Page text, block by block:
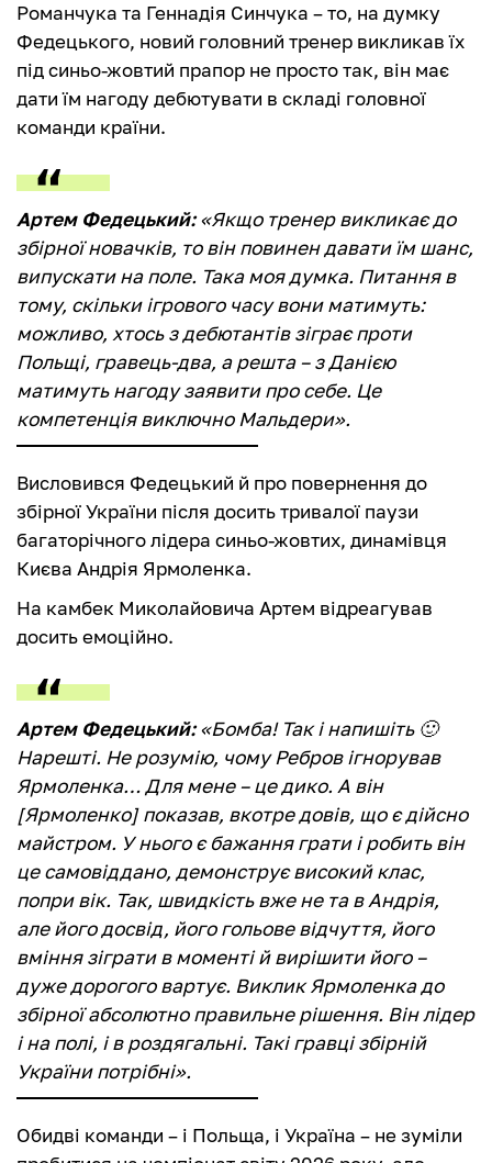
Романчука та Геннадія Синчука – то, на думку
Федецького, новий головний тренер викликав їх
під синьо-жовтий прапор не просто так, він має
дати їм нагоду дебютувати в складі головної
команди країни.
Артем Федецький:«Якщо тренер викликає до
збірної новачків, то він повинен давати їм шанс,
випускати на поле. Така моя думка. Питання в
тому, скільки ігрового часу вони матимуть:
можливо, хтось з дебютантів зіграє проти
Польщі, гравець-два, а решта – з Данією
матимуть нагоду заявити про себе. Це
компетенція виключно Мальдери».
Висловився Федецький й про повернення до
збірної України після досить тривалої паузи
багаторічного лідера синьо-жовтих, динамівця
Києва Андрія Ярмоленка.
На камбек Миколайовича Артем відреагував
досить емоційно.
Артем Федецький:«Бомба! Так і напишіть 🙂
Нарешті. Не розумію, чому Ребров ігнорував
Ярмоленка… Для мене – це дико. А він
[Ярмоленко] показав, вкотре довів, що є дійсно
майстром. У нього є бажання грати і робить він
це самовіддано, демонструє високий клас,
попри вік. Так, швидкість вже не та в Андрія,
але його досвід, його гольове відчуття, його
вміння зіграти в моменті й вирішити його –
дуже дорогого вартує. Виклик Ярмоленка до
збірної абсолютно правильне рішення. Він лідер
і на полі, і в роздягальні. Такі гравці збірній
України потрібні».
Обидві команди – і Польща, і Україна – не зуміли